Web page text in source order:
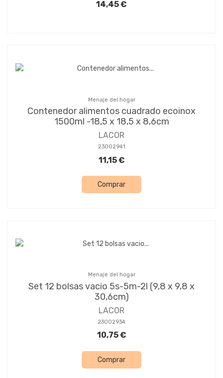
14,45 €
Menaje del hogar
Contenedor alimentos cuadrado ecoinox
1500ml -18,5 x 18,5 x 8,6cm
LACOR
23002941
11,15 €
Comprar
Menaje del hogar
Set 12 bolsas vacio 5s-5m-2l (9,8 x 9,8 x
30,6cm)
LACOR
23002934
10,75 €
Comprar